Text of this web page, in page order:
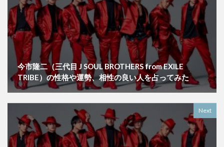
今市隆二（三代目 J SOUL BROTHERS from EXILE
TRIBE）の性格や運勢、相性の良い人を占ってみた
Next